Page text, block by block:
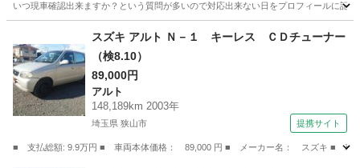
いつ現車確認出来ますか？という質問が多いので対応出来ない日をプロフィールに記
東武宇都宮駅 アルトラパン ミッション
スズキ アルト Ｎ－１ キーレス ＣＤチューナー
（検8.10）
89,000円
アルト
148,189km 2003年
埼玉県 狭山市 提携サイト
■ 支払総額: 9.9万円 ■ 車両本体価格： 89,000 円 ■ メーカー名： スズキ ■